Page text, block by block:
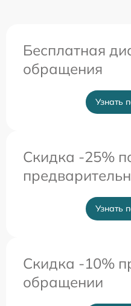
Бесплатная
обращения
Узнать
Скидка -25%
Узнать
Скидка -10%
обращении